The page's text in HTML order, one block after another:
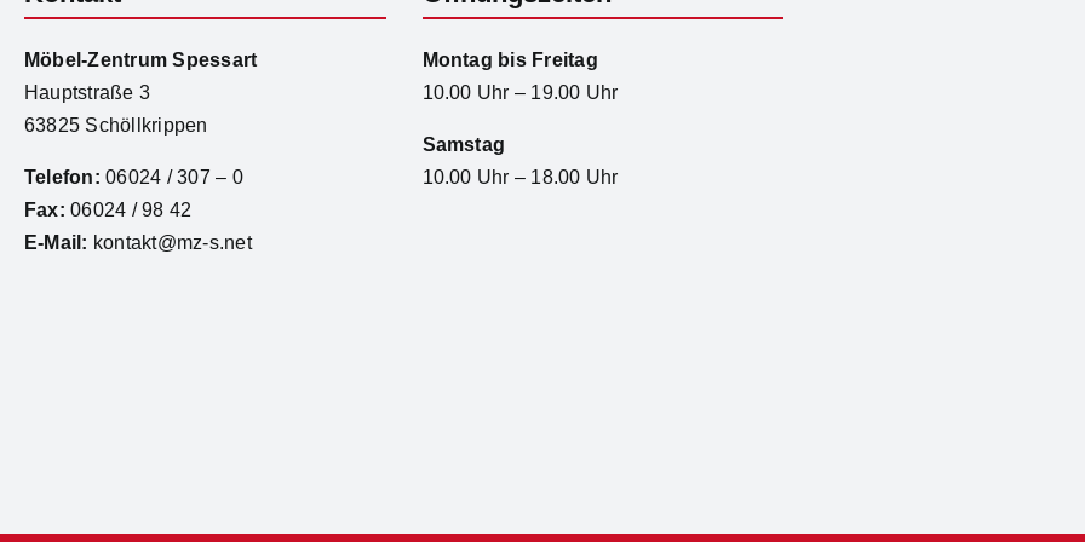
Möbel-Zentrum Spessart
Hauptstraße 3
63825 Schöllkrippen
Telefon: 06024 / 307 – 0
Fax: 06024 / 98 42
E-Mail: kontakt@mz-s.net
Montag bis Freitag
10.00 Uhr – 19.00 Uhr
Samstag
10.00 Uhr – 18.00 Uhr